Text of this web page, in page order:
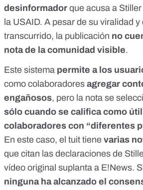
desinformador que acusa a
la USAID. A pesar de su viralidad y
transcurrido, la publicación no
nota de la comunidad visible.
Este sistema permite a los
como colaboradores agregar
engañosos, pero la nota se
sólo cuando se califica como útil
colaboradores con “diferentes
En este caso, el tuit tiene varias
que citan las declaraciones de
vídeo original suplanta a E!News.
ninguna ha alcanzado el